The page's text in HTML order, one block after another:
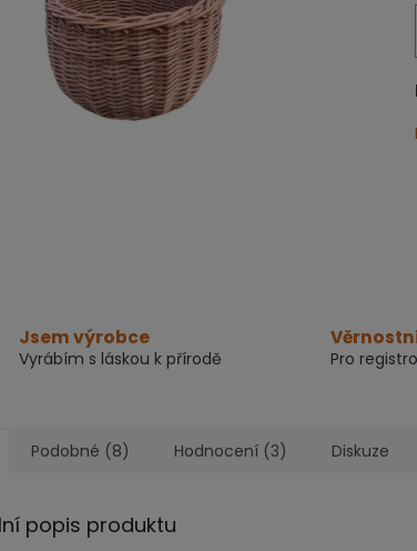
Jsem výrobce
Vyrábím s láskou k přírodě Pro
Podobné (8) Hodnocení (3) Diskuze
popis produktu